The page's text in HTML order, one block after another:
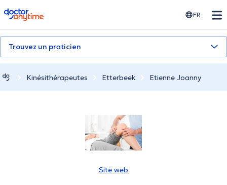
doctoranytime FR
Trouvez un praticien
Kinésithérapeutes Etterbeek Etienne Joanny
Site web